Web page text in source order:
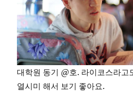
대학원 동기 @호. 라이코스라고
열시미 해서 보기 좋아요.